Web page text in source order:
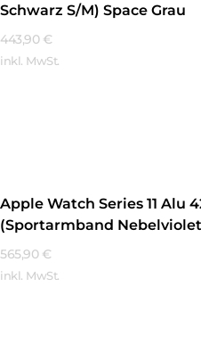
Schwarz S/M) Space Grau
443,90 €
inkl. MwSt.
Apple Watch Series 11 Alu
(Sportarmband
565,90 €
inkl. MwSt.